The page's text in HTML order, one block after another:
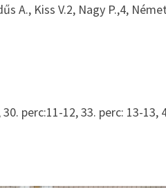
A., Kiss V.2, Nagy P.,4,
perc:11-12, 33. perc: 13-13,